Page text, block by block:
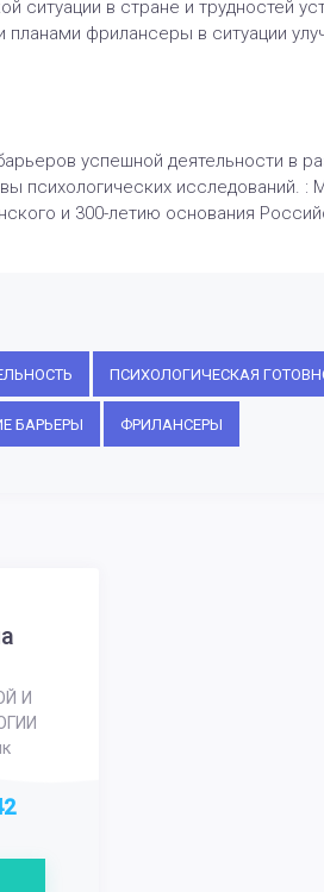
ситуации в стране и трудностей
фрилансеры в ситуации
успешной деятельности в
психологических
и 300-летию основания
ПСИХОЛОГИЧЕСКАЯ
БАРЬЕРЫ ФРИЛАНСЕРЫ
И